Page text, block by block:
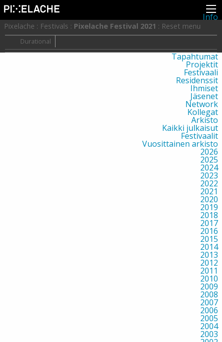
Info
Pikseliähkystä
Viimeisimmät uutiset
Toiminta
Tapahtumat
Projektit
Festivaali
Residenssit
Ihmiset
Jäsenet
Network
Kollegat
Arkisto
Kaikki julkaisut
Festivaalit
Vuosittainen arkisto
2026
2025
2024
2023
2022
2021
2020
2019
2018
2017
2016
2015
2014
2013
2012
2011
2010
2009
2008
2007
2006
2005
2004
2003
Pixelache : Festivals : Pixelache Festival 2021 : Reset menu
Durational